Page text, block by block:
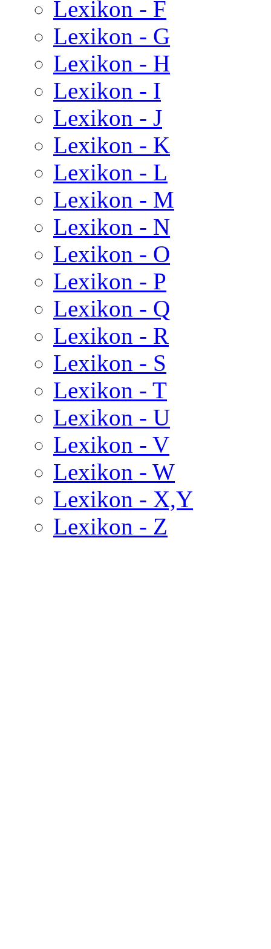
Lexikon - F
Lexikon - G
Lexikon - H
Lexikon - I
Lexikon - J
Lexikon - K
Lexikon - L
Lexikon - M
Lexikon - N
Lexikon - O
Lexikon - P
Lexikon - Q
Lexikon - R
Lexikon - S
Lexikon - T
Lexikon - U
Lexikon - V
Lexikon - W
Lexikon - X,Y
Lexikon - Z